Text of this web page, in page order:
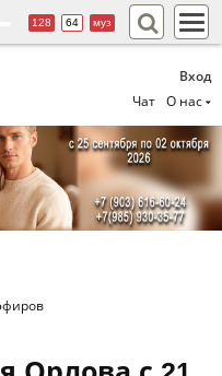
Вход
Чат
О нас
128 64 муз